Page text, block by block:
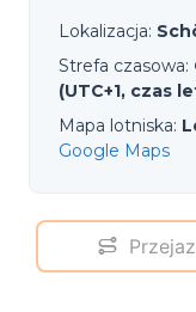
Lokalizacja:
Strefa czasowa:
(UTC+1, czas
Mapa lotniska:
Google Maps